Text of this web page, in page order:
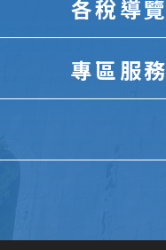
各稅導覽
專區服務